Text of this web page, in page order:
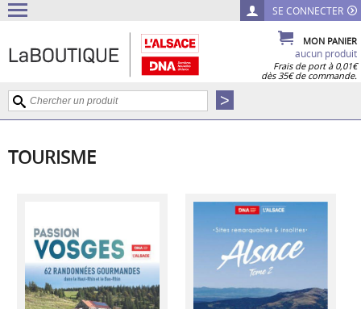
SE CONNECTER
MON PANIER
aucun produit
Frais de port à 0,01€
dès 35€ de commande.
TOURISME